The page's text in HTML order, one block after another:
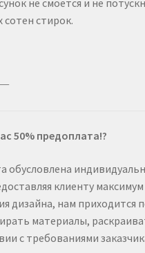
не смоется и не
сотен стирок.
50% предоплата!?
обусловлена
клиенту
дизайна, нам приходится
материалы,
с требованиями